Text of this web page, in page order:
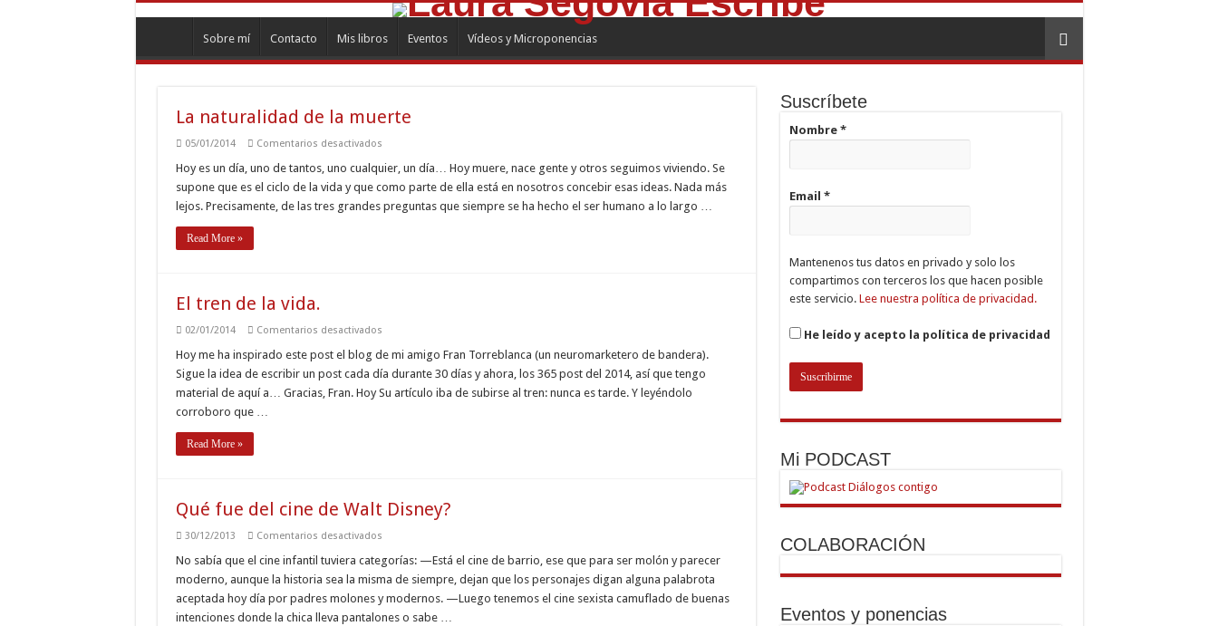
Sobre mí Contacto Mis libros Eventos Vídeos y Microponencias
La naturalidad de la muerte
05/01/2014 Comentarios desactivadosen
naturalidad
la
muerte
Hoy es un día, uno de tantos, uno cualquier, un día… Hoy muere, nace gente y otros seguimos viviendo. Se
supone que es el ciclo de la vida y que como parte de ella está en nosotros concebir esas ideas. Nada más
lejos. Precisamente, de las tres grandes preguntas que siempre se ha hecho el ser humano a lo largo …
Read More »
El tren de la vida.
02/01/2014 Comentarios desactivadosen
tren
la
vida.
Hoy me ha inspirado este post el blog de mi amigo Fran Torreblanca (un neuromarketero de bandera).
Sigue la idea de escribir un post cada día durante 30 días y ahora, los 365 post del 2014, así que tengo
material de aquí a… Gracias, Fran. Hoy Su artículo iba de subirse al tren: nunca es tarde. Y leyéndolo
corroboro que …
Read More »
Qué fue del cine de Walt Disney?
30/12/2013 Comentarios desactivadosen
fue
del
cine
de
Walt
Disney?
No sabía que el cine infantil tuviera categorías: —Está el cine de barrio, ese que para ser molón y parecer
moderno, aunque la historia sea la misma de siempre, dejan que los personajes digan alguna palabrota
aceptada hoy día por padres molones y modernos. —Luego tenemos el cine sexista camuflado de buenas
intenciones donde la chica lleva pantalones o sabe …
Suscríbete
Nombre *
Email *
Mantenenos tus datos en privado y solo los
compartimos con terceros los que hacen posible
este servicio. Lee nuestra política de privacidad.
He leído y acepto la política de privacidad
Mi PODCAST
COLABORACIÓN
Eventos y ponencias